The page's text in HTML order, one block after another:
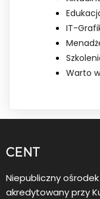
IT-
Warto
CENT
Niepubliczny
akredytowany przy